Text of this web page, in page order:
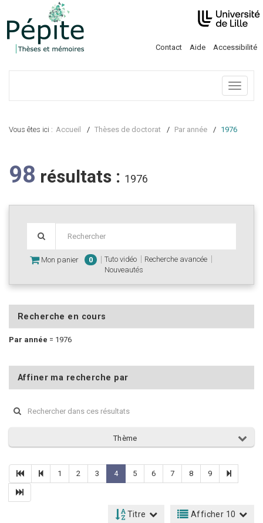
Contact Aide Accessibilité
Menu
Vous êtes ici : Accueil Thèses de doctorat Par année 1976
98 résultats : 1976
Mon panier 0 Tuto vidéo
Recherche avancée
Nouveautés
Recherche en cours
Par année = 1976
Affiner ma recherche par
Thème
1 2 3 4 5 6 7 8 9
Titre Afficher 10